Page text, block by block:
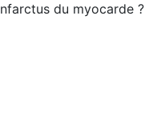
du myocarde ?